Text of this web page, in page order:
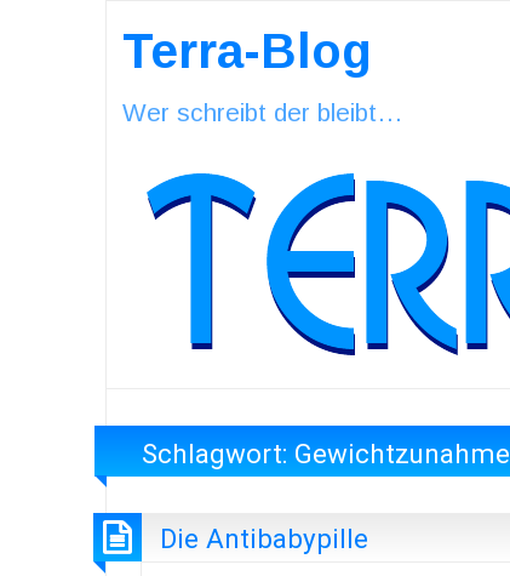
Terra-Blog
Wer schreibt der bleibt…
Schlagwort: Gewichtzunahme
Die Antibabypille